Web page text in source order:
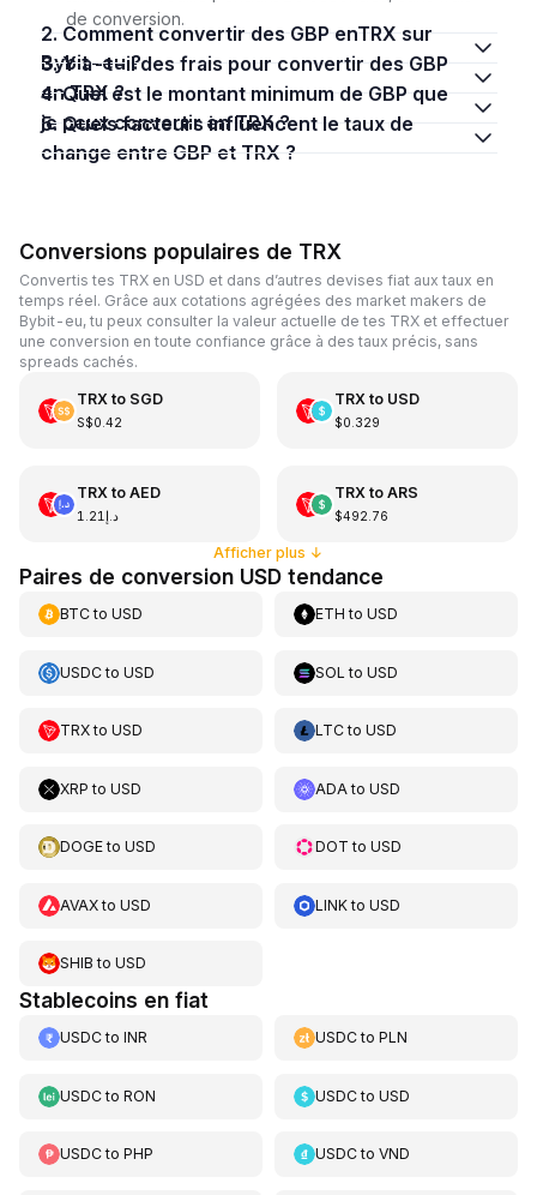
de conversion.
2. Comment convertir des GBP enTRX sur
Bybit-eu ?
3. Y a-t-il des frais pour convertir des GBP
en TRX ?
4. Quel est le montant minimum de GBP que
je peux convertir en TRX ?
5. Quels facteurs influencent le taux de
change entre GBP et TRX ?
Conversions populaires de TRX
Convertis tes TRX en USD et dans d’autres devises fiat aux taux en
temps réel. Grâce aux cotations agrégées des market makers de
Bybit-eu, tu peux consulter la valeur actuelle de tes TRX et effectuer
une conversion en toute confiance grâce à des taux précis, sans
spreads cachés.
TRXto SGD
S$0.42
TRXto USD
$0.329
TRXto AED
د.إ1.21
TRXto ARS
$492.76
Afficher plus ↓
Paires de conversion USD tendance
BTCto USD ETH toUSD
USDCto USD SOL toUSD
TRXto USD LTCtoUSD
XRP to USD ADA toUSD
DOGEto USD DOT toUSD
AVAXto USD LINKtoUSD
SHIB to USD
Stablecoins en fiat
USDCto INR USDCtoPLN
USDCto RON USDCtoUSD
USDCto PHP USDCtoVND